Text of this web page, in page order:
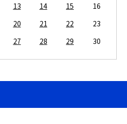
13 14 15
16
20 21 22
23
27 28 29 30